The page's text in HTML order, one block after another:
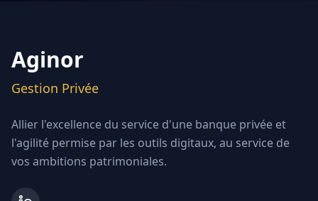
Aginor
Gestion Privée
Allier l'excellence du service d'une banque privée et
l'agilité permise par les outils digitaux, au service de
vos ambitions patrimoniales.